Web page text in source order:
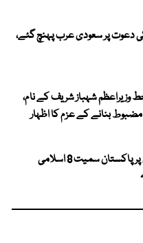
دعوت پر سعودی عرب پہنچ گئے،
شہباز شریف کے نام،
بنانے کے عزم کا اظہار
غزہ میں اسرائیلی کارروائیوں پر پاکستان سمیت 8 اسلامی